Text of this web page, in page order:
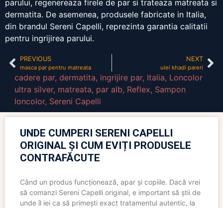
parului, regenereaza firele de par si trateaza matreata si
dermatita. De asemenea, produsele fabricate in Italia,
din brandul Sereni Capelli, reprezinta garantia calitatii
pentru ingrijirea parului.
PREVIOUS
masca par pentru matreata
NEXT
ulei khadi pareri
cadere par, dermatita, ingrijire par, Italia, Loncolor
ultra silver, matreata, par alb, Reflex, Sampon
loncolor, Sereni Capelli
UNDE CUMPERI SERENI CAPELLI
ORIGINAL ȘI CUM EVIȚI PRODUSELE
CONTRAFĂCUTE
Când un produs funcționează, apar și copiile. Dacă vrei
să comanzi Sereni Capelli original, e important să știi de
unde îl iei ca să primești exact tratamentul autentic, la